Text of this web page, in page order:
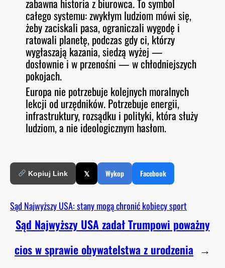
zabawna historia z biurowca. To symbol
całego systemu: zwykłym ludziom mówi się,
żeby zaciskali pasa, ograniczali wygodę i
ratowali planetę, podczas gdy ci, którzy
wygłaszają kazania, siedzą wyżej —
dosłownie i w przenośni — w chłodniejszych
pokojach.
Europa nie potrzebuje kolejnych moralnych
lekcji od urzędników. Potrzebuje energii,
infrastruktury, rozsądku i polityki, która służy
ludziom, a nie ideologicznym hasłom.
Kopiuj Link 𝕏 Wykop Facebook
Sąd Najwyższy USA: stany mogą chronić kobiecy sport
Sąd Najwyższy USA zadał Trumpowi poważny
cios w sprawie obywatelstwa z urodzenia →